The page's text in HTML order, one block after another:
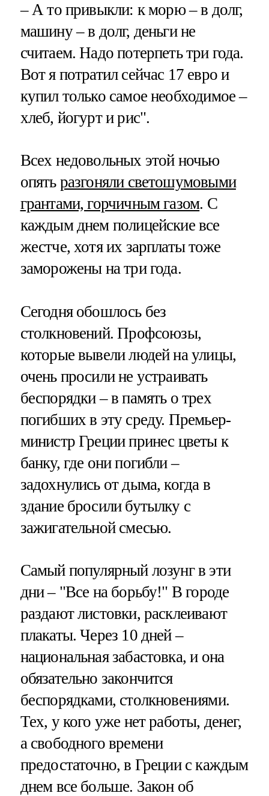
– А то привыкли: к морю – в долг,
машину – в долг, деньги не
считаем. Надо потерпеть три года.
Вот я потратил сейчас 17 евро и
купил только самое необходимое –
хлеб, йогурт и рис".
Всех недовольных этой ночью
опять разгоняли светошумовыми
грантами, горчичным газом. С
каждым днем полицейские все
жестче, хотя их зарплаты тоже
заморожены на три года.
Сегодня обошлось без
столкновений. Профсоюзы,
которые вывели людей на улицы,
очень просили не устраивать
беспорядки – в память о трех
погибших в эту среду. Премьер-
министр Греции принес цветы к
банку, где они погибли –
задохнулись от дыма, когда в
здание бросили бутылку с
зажигательной смесью.
Самый популярный лозунг в эти
дни – "Все на борьбу!" В городе
раздают листовки, расклеивают
плакаты. Через 10 дней –
национальная забастовка, и она
обязательно закончится
беспорядками, столкновениями.
Тех, у кого уже нет работы, денег,
а свободного времени
предостаточно, в Греции с каждым
днем все больше. Закон об